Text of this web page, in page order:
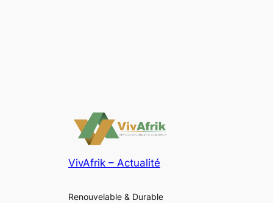
VivAfrik – Actualité
Renouvelable & Durable